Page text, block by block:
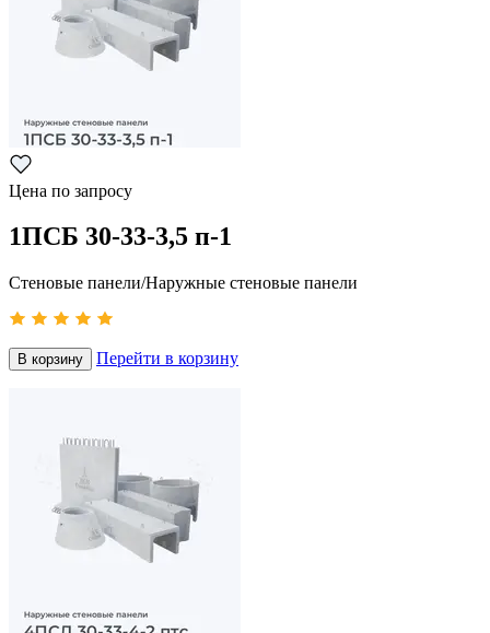
Цена по запросу
1ПСБ 30-33-3,5 п-1
Стеновые панели/Наружные стеновые панели
В корзину Перейти в корзину